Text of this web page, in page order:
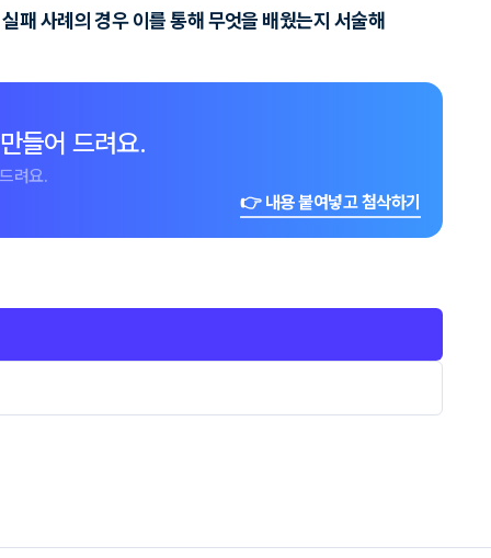
패 사례의 경우 이를 통해 무엇을 배웠는지 서술해
들어 드려요.
려요.
👉 내용 붙여넣고 첨삭하기